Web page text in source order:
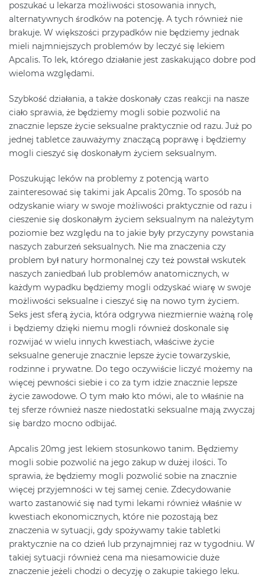
poszukać u lekarza możliwości stosowania innych,
alternatywnych środków na potencję. A tych również nie
brakuje. W większości przypadków nie będziemy jednak
mieli najmniejszych problemów by leczyć się lekiem
Apcalis. To lek, którego działanie jest zaskakująco dobre pod
wieloma względami.
Szybkość działania, a także doskonały czas reakcji na nasze
ciało sprawia, że będziemy mogli sobie pozwolić na
znacznie lepsze życie seksualne praktycznie od razu. Już po
jednej tabletce zauważymy znaczącą poprawę i będziemy
mogli cieszyć się doskonałym życiem seksualnym.
Poszukując leków na problemy z potencją warto
zainteresować się takimi jak Apcalis 20mg. To sposób na
odzyskanie wiary w swoje możliwości praktycznie od razu i
cieszenie się doskonałym życiem seksualnym na należytym
poziomie bez względu na to jakie były przyczyny powstania
naszych zaburzeń seksualnych. Nie ma znaczenia czy
problem był natury hormonalnej czy też powstał wskutek
naszych zaniedbań lub problemów anatomicznych, w
każdym wypadku będziemy mogli odzyskać wiarę w swoje
możliwości seksualne i cieszyć się na nowo tym życiem.
Seks jest sferą życia, która odgrywa niezmiernie ważną rolę
i będziemy dzięki niemu mogli również doskonale się
rozwijać w wielu innych kwestiach, właściwe życie
seksualne generuje znacznie lepsze życie towarzyskie,
rodzinne i prywatne. Do tego oczywiście liczyć możemy na
więcej pewności siebie i co za tym idzie znacznie lepsze
życie zawodowe. O tym mało kto mówi, ale to właśnie na
tej sferze również nasze niedostatki seksualne mają zwyczaj
się bardzo mocno odbijać.
Apcalis 20mg jest lekiem stosunkowo tanim. Będziemy
mogli sobie pozwolić na jego zakup w dużej ilości. To
sprawia, że będziemy mogli pozwolić sobie na znacznie
więcej przyjemności w tej samej cenie. Zdecydowanie
warto zastanowić się nad tymi lekami również właśnie w
kwestiach ekonomicznych, które nie pozostają bez
znaczenia w sytuacji, gdy spożywamy takie tabletki
praktycznie na co dzień lub przynajmniej raz w tygodniu. W
takiej sytuacji również cena ma niesamowicie duże
znaczenie jeżeli chodzi o decyzję o zakupie takiego leku.